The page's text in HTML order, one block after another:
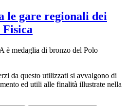
le gare regionali dei
è medaglia di bronzo del Polo
da questo utilizzati si avvalgono di
ed utili alle finalità illustrate nella